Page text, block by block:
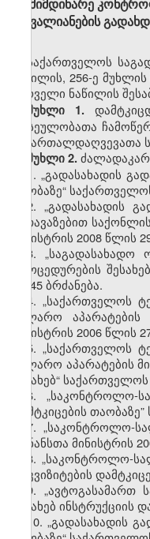
მიმდინარე
დავალიანების
საქართველოს
ნაწილის, 256-ე
პირველი ნაწილის
მუხლი 1.
ფასეულობათა
სამართალდაღვევათა
მუხლი 2.
1.„გადასახადის
თაობაზე“
2.„გადასახადის
შეთავაზებით
მინისტრის 2008 წლის
3.
პროცედურების
№145 ბრძანება.
4. „საქართველოს
სალარო
მინისტრის 2006 წლის
5. „საქართველოს
სალარო აპარატების
შესახებ“
6. „საკონტროლო-
დამტკიცების
7.„საკონტროლო-
ფინანსთა მინისტრის
8. „საკონტროლო-
რეკვიზიტების
9. „ავტოგასამართ
შესახებ
10. „გადასახადის